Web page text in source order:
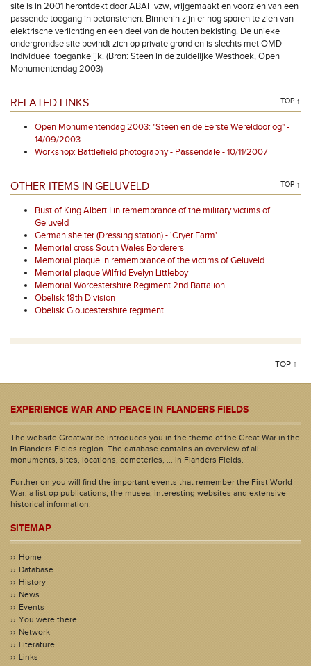
site is in 2001 herontdekt door ABAF vzw, vrijgemaakt en voorzien van een
passende toegang in betonstenen. Binnenin zijn er nog sporen te zien van
elektrische verlichting en een deel van de houten bekisting. De unieke
ondergrondse site bevindt zich op private grond en is slechts met OMD
individueel toegankelijk. (Bron: Steen in de zuidelijke Westhoek, Open
Monumentendag 2003)
RELATED LINKS TOP ↑
Open Monumentendag 2003: "Steen en de Eerste Wereldoorlog" -
14/09/2003
Workshop: Battlefield photography - Passendale - 10/11/2007
OTHER ITEMS IN GELUVELD TOP ↑
Bust of King Albert I in remembrance of the military victims of
Geluveld
German shelter (Dressing station) - 'Cryer Farm'
Memorial cross South Wales Borderers
Memorial plaque in remembrance of the victims of Geluveld
Memorial plaque Wilfrid Evelyn Littleboy
Memorial Worcestershire Regiment 2nd Battalion
Obelisk 18th Division
Obelisk Gloucestershire regiment
TOP ↑
EXPERIENCE WAR AND PEACE IN FLANDERS FIELDS
The website Greatwar.be introduces you in the theme of the Great War in the
In Flanders Fields region. The database contains an overview of all
monuments, sites, locations, cemeteries, ... in Flanders Fields.
Further on you will find the important events that remember the First World
War, a list op publications, the musea, interesting websites and extensive
historical information.
SITEMAP
Home
Database
History
News
Events
You were there
Network
Literature
Links